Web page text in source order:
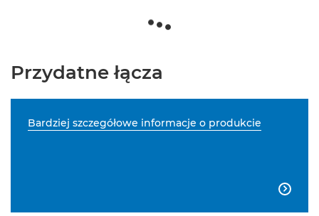
Przydatne łącza
Bardziej szczegółowe informacje o produkcie
